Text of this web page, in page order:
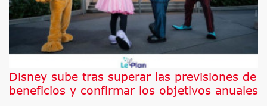
Disney sube tras superar las previsiones de
beneficios y confirmar los objetivos anuales